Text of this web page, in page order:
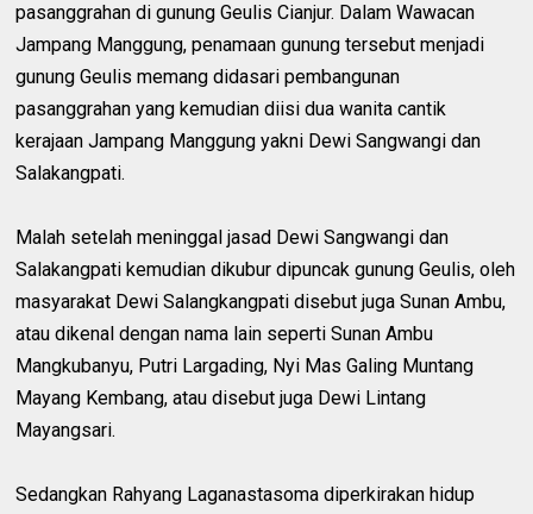
pasanggrahan di gunung Geulis Cianjur. Dalam Wawacan
Jampang Manggung, penamaan gunung tersebut menjadi
gunung Geulis memang didasari pembangunan
pasanggrahan yang kemudian diisi dua wanita cantik
kerajaan Jampang Manggung yakni Dewi Sangwangi dan
Salakangpati.
Malah setelah meninggal jasad Dewi Sangwangi dan
Salakangpati kemudian dikubur dipuncak gunung Geulis, oleh
masyarakat Dewi Salangkangpati disebut juga Sunan Ambu,
atau dikenal dengan nama lain seperti Sunan Ambu
Mangkubanyu, Putri Largading, Nyi Mas Galing Muntang
Mayang Kembang, atau disebut juga Dewi Lintang
Mayangsari.
Sedangkan Rahyang Laganastasoma diperkirakan hidup